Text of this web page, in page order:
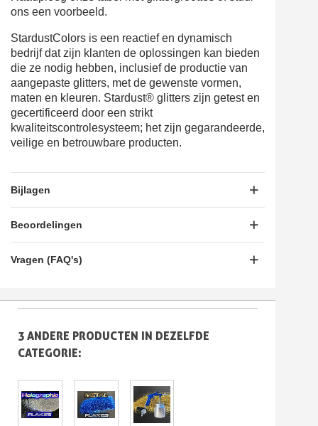
ons een voorbeeld.
StardustColors is een reactief en dynamisch
bedrijf dat zijn klanten de oplossingen kan bieden
die ze nodig hebben, inclusief de productie van
aangepaste glitters, met de gewenste vormen,
maten en kleuren. Stardust® glitters zijn getest en
gecertificeerd door een strikt
kwaliteitscontrolesysteem; het zijn gegarandeerde,
veilige en betrouwbare producten.
Bijlagen
Beoordelingen
Vragen (FAQ's)
3 ANDERE PRODUCTEN IN DEZELFDE
CATEGORIE: